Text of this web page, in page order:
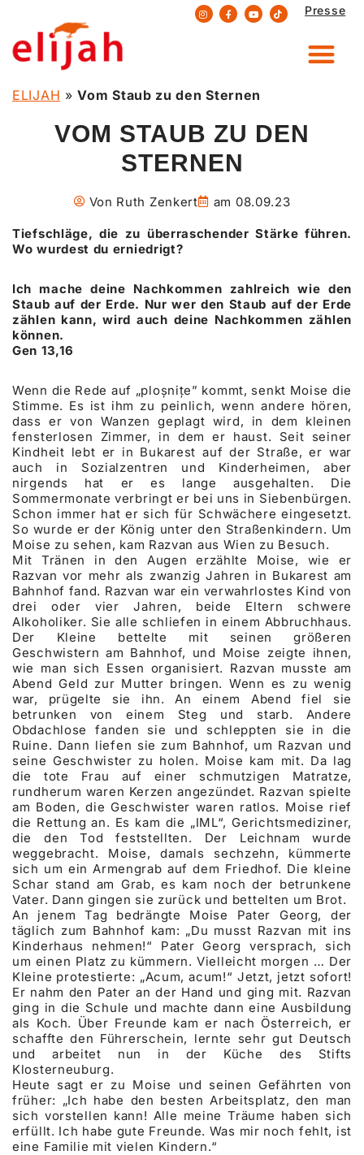
Zum
Inhalt
springen
Presse
ELIJAH »Vom Staub zu den Sternen
VOM STAUB ZU DEN
STERNEN
Von Ruth Zenkert am 08.09.23
Tiefschläge, die zu überraschender Stärke führen.
Wo wurdest du erniedrigt?
Ich mache deine Nachkommen zahlreich wie den
Staub auf der Erde. Nur wer den Staub auf der Erde
zählen kann, wird auch deine Nachkommen zählen
können.
Gen 13,16
Wenn die Rede auf „ploșnițe” kommt, senkt Moise die
Stimme. Es ist ihm zu peinlich, wenn andere hören,
dass er von Wanzen geplagt wird, in dem kleinen
fensterlosen Zimmer, in dem er haust. Seit seiner
Kindheit lebt er in Bukarest auf der Straße, er war
auch in Sozialzentren und Kinderheimen, aber
nirgends hat er es lange ausgehalten. Die
Sommermonate verbringt er bei uns in Siebenbürgen.
Schon immer hat er sich für Schwächere eingesetzt.
So wurde er der König unter den Straßenkindern. Um
Moise zu sehen, kam Razvan aus Wien zu Besuch.
Mit Tränen in den Augen erzählte Moise, wie er
Razvan vor mehr als zwanzig Jahren in Bukarest am
Bahnhof fand. Razvan war ein verwahrlostes Kind von
drei oder vier Jahren, beide Eltern schwere
Alkoholiker. Sie alle schliefen in einem Abbruchhaus.
Der Kleine bettelte mit seinen größeren
Geschwistern am Bahnhof, und Moise zeigte ihnen,
wie man sich Essen organisiert. Razvan musste am
Abend Geld zur Mutter bringen. Wenn es zu wenig
war, prügelte sie ihn. An einem Abend fiel sie
betrunken von einem Steg und starb. Andere
Obdachlose fanden sie und schleppten sie in die
Ruine. Dann liefen sie zum Bahnhof, um Razvan und
seine Geschwister zu holen. Moise kam mit. Da lag
die tote Frau auf einer schmutzigen Matratze,
rundherum waren Kerzen angezündet. Razvan spielte
am Boden, die Geschwister waren ratlos. Moise rief
die Rettung an. Es kam die „IML“, Gerichtsmediziner,
die den Tod feststellten. Der Leichnam wurde
weggebracht. Moise, damals sechzehn, kümmerte
sich um ein Armengrab auf dem Friedhof. Die kleine
Schar stand am Grab, es kam noch der betrunkene
Vater. Dann gingen sie zurück und bettelten um Brot.
An jenem Tag bedrängte Moise Pater Georg, der
täglich zum Bahnhof kam: „Du musst Razvan mit ins
Kinderhaus nehmen!“ Pater Georg versprach, sich
um einen Platz zu kümmern. Vielleicht morgen … Der
Kleine protestierte: „Acum, acum!“ Jetzt, jetzt sofort!
Er nahm den Pater an der Hand und ging mit. Razvan
ging in die Schule und machte dann eine Ausbildung
als Koch. Über Freunde kam er nach Österreich, er
schaffte den Führerschein, lernte sehr gut Deutsch
und arbeitet nun in der Küche des Stifts
Klosterneuburg.
Heute sagt er zu Moise und seinen Gefährten von
früher: „Ich habe den besten Arbeitsplatz, den man
sich vorstellen kann! Alle meine Träume haben sich
erfüllt. Ich habe gute Freunde. Was mir noch fehlt, ist
eine Familie mit vielen Kindern.“